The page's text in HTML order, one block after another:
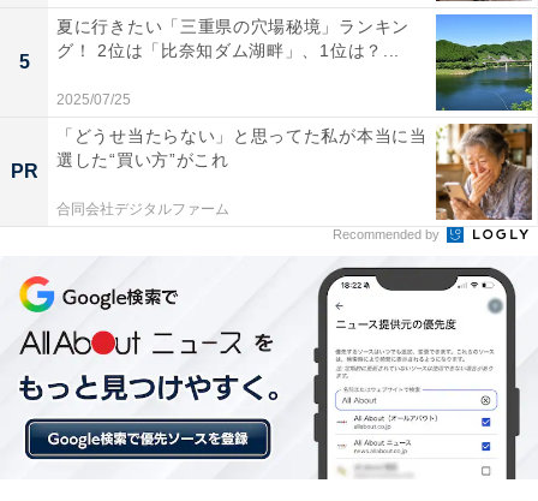
してる（37歳女性）」「サツキとメイの姉妹が好きで
す。トトロはかわいくて大きくて頼り甲斐があって大好
きです（63歳女性）」など、絶賛コメントが多く寄せら
れました。
＞次ページ：9位までのランキング結果を見る
この記事の筆者：花輪えみ プロフィール
千葉県出身。ライター／編集者。記名ライター歴8年
目。女性向けサイト編集、兼業ライターを経て現在フリ
ー。おもにインタビュー記事や漫画書評、旅行コラムを
執筆。趣味は散歩。
5
夏に行きたい「三重県の穴場秘境」ランキン
グ！ 2位は「比奈知ダム湖畔」、1位は？...
2025/07/25
PR
「どうせ当たらない」と思ってた私が本当に当
選した“買い方”がこれ
合同会社デジタルファーム
Recommended by